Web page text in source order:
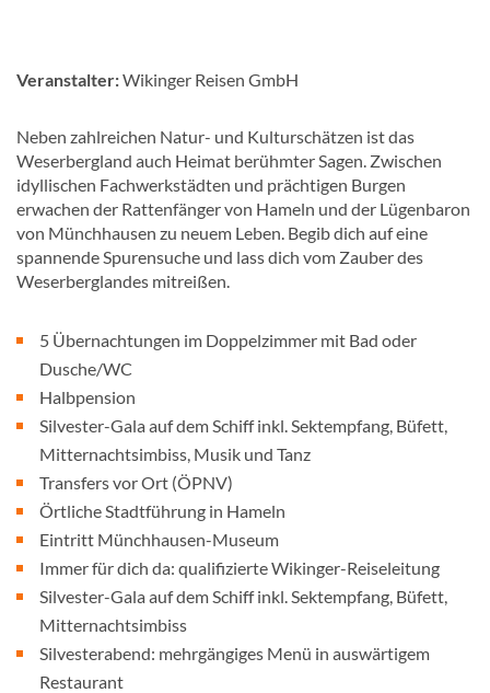
Veranstalter:Wikinger Reisen GmbH
Neben zahlreichen Natur- und Kulturschätzen ist das
Weserbergland auch Heimat berühmter Sagen. Zwischen
idyllischen Fachwerkstädten und prächtigen Burgen
erwachen der Rattenfänger von Hameln und der Lügenbaron
von Münchhausen zu neuem Leben. Begib dich auf eine
spannende Spurensuche und lass dich vom Zauber des
Weserberglandes mitreißen.
5 Übernachtungen im Doppelzimmer mit Bad oder
Dusche/WC
Halbpension
Silvester-Gala auf dem Schiff inkl. Sektempfang, Büfett,
Mitternachtsimbiss, Musik und Tanz
Transfers vor Ort (ÖPNV)
Örtliche Stadtführung in Hameln
Eintritt Münchhausen-Museum
Immer für dich da: qualifizierte Wikinger-Reiseleitung
Silvester-Gala auf dem Schiff inkl. Sektempfang, Büfett,
Mitternachtsimbiss
Silvesterabend: mehrgängiges Menü in auswärtigem
Restaurant